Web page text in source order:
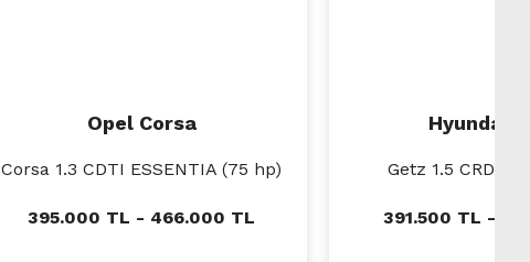
Opel Corsa
Corsa 1.3 CDTI ESSENTIA (75 hp)
395.000 TL - 466.000 TL
Hyundai
Getz 1.5 CRDi
391.500 TL -